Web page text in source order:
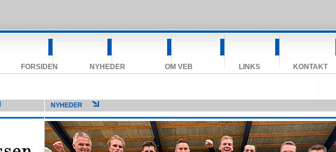
FORSIDEN NYHEDER OM VEB LINKS KONTAKT
NYHEDER